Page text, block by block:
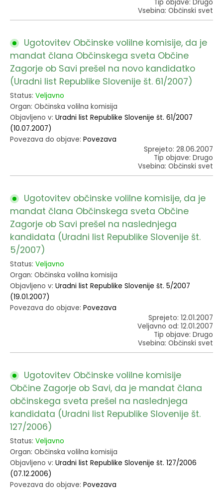
Tip objave: Drugo
Vsebina: Občinski svet
Ugotovitev Občinske volilne komisije, da je
mandat člana Občinskega sveta Občine
Zagorje ob Savi prešel na novo kandidatko
(Uradni list Republike Slovenije št. 61/2007)
Status: Veljavno
Organ: Občinska volilna komisija
Objavljeno v: Uradni list Republike Slovenije št. 61/2007
(10.07.2007)
Povezava do objave: Povezava
Sprejeto: 28.06.2007
Tip objave: Drugo
Vsebina: Občinski svet
Ugotovitev občinske volilne komisije, da je
mandat člana Občinskega sveta Občine
Zagorje ob Savi prešel na naslednjega
kandidata (Uradni list Republike Slovenije št.
5/2007)
Status: Veljavno
Organ: Občinska volilna komisija
Objavljeno v: Uradni list Republike Slovenije št. 5/2007
(19.01.2007)
Povezava do objave: Povezava
Sprejeto: 12.01.2007
Veljavno od: 12.01.2007
Tip objave: Drugo
Vsebina: Občinski svet
Ugotovitev Občinske volilne komisije
Občine Zagorje ob Savi, da je mandat člana
občinskega sveta prešel na naslednjega
kandidata (Uradni list Republike Slovenije št.
127/2006)
Status: Veljavno
Organ: Občinska volilna komisija
Objavljeno v: Uradni list Republike Slovenije št. 127/2006
(07.12.2006)
Povezava do objave: Povezava